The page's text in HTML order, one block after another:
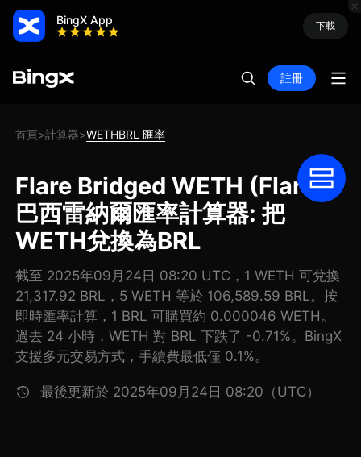
BingX App 下載
註冊
首頁>計算器>WETHBRL 匯率
Flare Bridged WETH (Flare)
巴西雷納爾匯率計算器: 把
WETH兌換為BRL
截至 2025年09月24日 08:20 UTC，1 WETH 可兌換
21,317.92 BRL，5 WETH 等於 106,589.59 BRL。按
即時匯率計算，1 BRL 可購買約 0.000046 WETH。
過去 24 小時，WETH 對 BRL 下跌了 -0.71%。BingX
支援多元交易方式，手續費最低僅 0.1%。
最後更新於 2025年09月24日 08:20（UTC）